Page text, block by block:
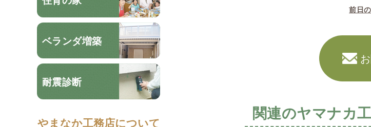
ベランダ増築
耐震診断
やまなか工務店について
前日
関連のヤマナカ